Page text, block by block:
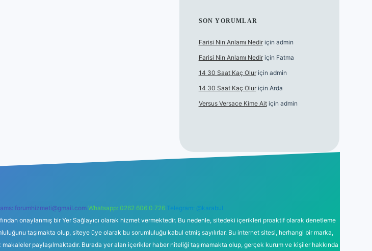
SON YORUMLAR
Farisi Nin Anlamı Nediriçin admin
Farisi Nin Anlamı Nediriçin Fatma
14 30 Saat Kaç Oluriçin admin
14 30 Saat Kaç Oluriçin Arda
Versus Versace Kime Aitiçin admin
forumhizmeti@gmail.com Whatsapp: 0262 606 0 726 Telegram: @karabul
onaylanmış bir Yer Sağlayıcı olarak hizmet vermektedir. Bu nedenle, sitedeki içerikleri proaktif olarak denetleme
taşımakta olup, siteye üye olarak bu sorumluluğu kabul etmiş sayılırlar. Bu internet sitesi, herhangi bir marka,
makaleler paylaşılmaktadır. Burada yer alan içerikler haber niteliği taşımamakta olup, gerçek kurum ve kişiler hakkında